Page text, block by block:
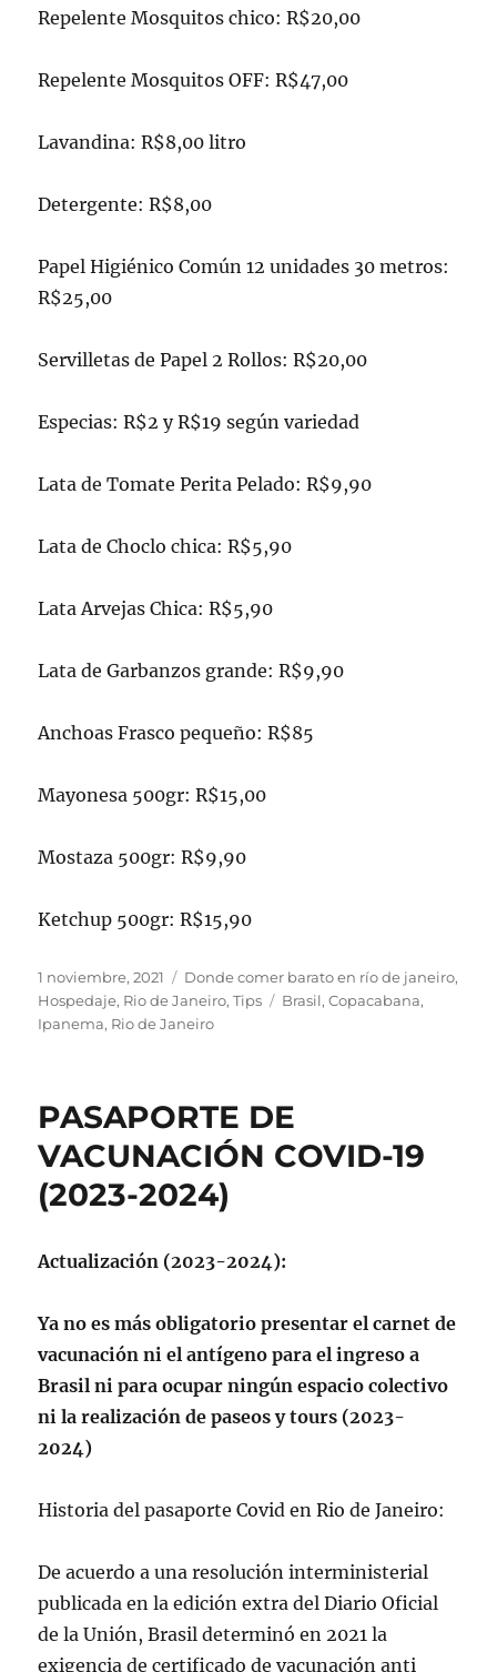
Repelente Mosquitos chico: R$20,00
Repelente Mosquitos OFF: R$47,00
Lavandina: R$8,00 litro
Detergente: R$8,00
Papel Higiénico Común 12 unidades 30 metros:
R$25,00
Servilletas de Papel 2 Rollos: R$20,00
Especias: R$2 y R$19 según variedad
Lata de Tomate Perita Pelado: R$9,90
Lata de Choclo chica: R$5,90
Lata Arvejas Chica: R$5,90
Lata de Garbanzos grande: R$9,90
Anchoas Frasco pequeño: R$85
Mayonesa 500gr: R$15,00
Mostaza 500gr: R$9,90
Ketchup 500gr: R$15,90
Publicado
el
1 noviembre, 2021 Categorías
Donde comer barato en río de janeiro,
Hospedaje, Rio de Janeiro,Tips Etiquetas
Brasil,Copacabana,
Ipanema, Rio de Janeiro
PASAPORTE DE
VACUNACIÓN COVID-19
(2023-2024)
Actualización (2023-2024):
Ya no es más obligatorio presentar el carnet de
vacunación ni el antígeno para el ingreso a
Brasil ni para ocupar ningún espacio colectivo
ni la realización de paseos y tours (2023-
2024)
Historia del pasaporte Covid en Rio de Janeiro:
De acuerdo a una resolución interministerial
publicada en la edición extra del Diario Oficial
de la Unión, Brasil determinó en 2021 la
exigencia de certificado de vacunación anti